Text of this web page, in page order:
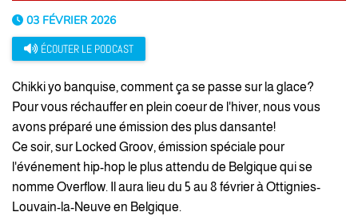
03 FÉVRIER 2026
ÉCOUTER LE PODCAST
Chikki yo banquise, comment ça se passe sur la glace?
Pour vous réchauffer en plein coeur de l'hiver, nous vous
avons préparé une émission des plus dansante!
Ce soir, sur Locked Groov, émission spéciale pour
l'événement hip-hop le plus attendu de Belgique qui se
nomme Overflow. Il aura lieu du 5 au 8 février à Ottignies-
Louvain-la-Neuve en Belgique.